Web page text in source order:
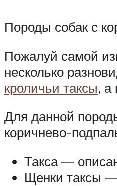
Породы собак с
Пожалуй самой
несколько
кроличьи таксы, а
Для данной
коричнево-
Такса —
Щенки таксы